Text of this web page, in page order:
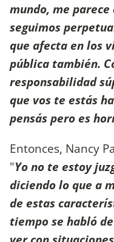
mundo, me
seguimos
que afecta en los
pública también.
responsabilidad
que vos te estás
pensás pero es
Entonces, Nancy
"Yo no te estoy
diciendo lo que a
de estas
tiempo se habló